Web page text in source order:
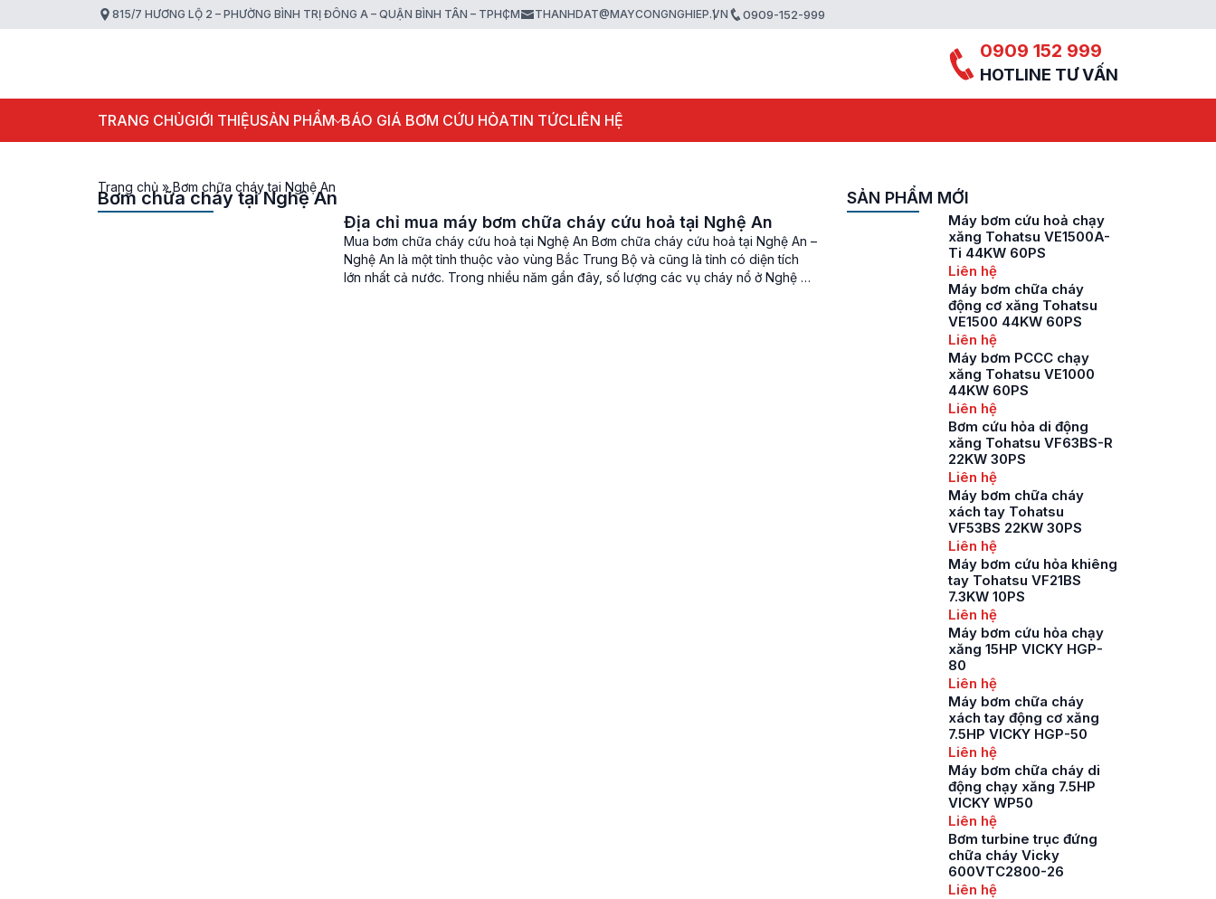
815/7 HƯƠNG LỘ 2 – PHƯỜNG BÌNH TRỊ ĐÔNG A – QUẬN BÌNH TÂN – TPHCM THANHDAT@MAYCONGNGHIEP.VN 0909-152-999
0909 152 999
HOTLINE TƯ VẤN
TRANG CHỦGIỚI THIỆUSẢN PHẨM BÁO GIÁ BƠM CỨU HỎATIN TỨCLIÊN HỆ
Trang chủ » Bơm chữa cháy tại Nghệ An
Bơm chữa cháy tại Nghệ An
Địa chỉ mua máy bơm chữa cháy cứu hoả tại Nghệ An
Mua bơm chữa cháy cứu hoả tại Nghệ An Bơm chữa cháy cứu hoả tại Nghệ An –
Nghệ An là một tỉnh thuộc vào vùng Bắc Trung Bộ và cũng là tỉnh có diện tích
lớn nhất cả nước. Trong nhiều năm gần đây, số lượng các vụ cháy nổ ở Nghệ An
SẢN PHẨM MỚI
Máy bơm cứu hoả chạy
xăng Tohatsu VE1500A-
Ti 44KW 60PS
Liên hệ
Máy bơm chữa cháy
động cơ xăng Tohatsu
VE1500 44KW 60PS
Liên hệ
Máy bơm PCCC chạy
xăng Tohatsu VE1000
44KW 60PS
Liên hệ
Bơm cứu hỏa di động
xăng Tohatsu VF63BS-R
22KW 30PS
Liên hệ
Máy bơm chữa cháy
xách tay Tohatsu
VF53BS 22KW 30PS
Liên hệ
Máy bơm cứu hỏa khiêng
tay Tohatsu VF21BS
7.3KW 10PS
Liên hệ
Máy bơm cứu hỏa chạy
xăng 15HP VICKY HGP-
80
Liên hệ
Máy bơm chữa cháy
xách tay động cơ xăng
7.5HP VICKY HGP-50
Liên hệ
Máy bơm chữa cháy di
động chạy xăng 7.5HP
VICKY WP50
Liên hệ
Bơm turbine trục đứng
chữa cháy Vicky
600VTC2800-26
Liên hệ